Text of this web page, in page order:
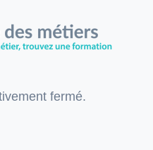
fermé.